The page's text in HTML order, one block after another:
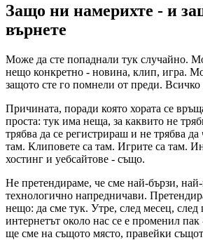
Защо ни намерихте - и
върнете
Може да сте попаднали тук случайно.
нещо конкретно - новина, клип, игра.
защото сте го помнели от преди. Всичко
Причината, поради която хората се
проста: тук има неща, за каквито не
трябва да се регистрираш и не трябва
там. Клиповете са там. Игрите са там.
хостинг и уебсайтове - също.
Не претендираме, че сме най-бързи,
технологично напредничави.
нещо: да сме тук. Утре, след месец, след
интернетът около нас се е променил
ще сме на същото място, правейки